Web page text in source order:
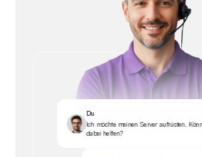
Du
Ich möchte meinen Server aufrüsten.
dabei helfen?